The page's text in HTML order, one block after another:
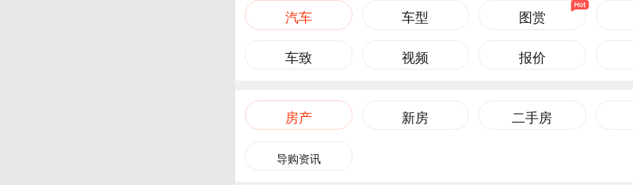
汽车 车型 图赏
车致 视频 报价
房产 新房 二手房
导购资讯